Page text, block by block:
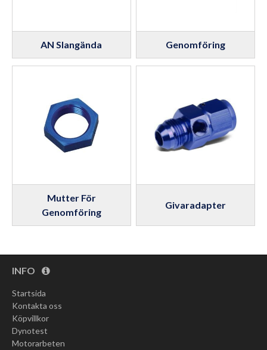
AN Slangända Genomföring
Mutter För
Genomföring
Givaradapter
INFO
Startsida
Kontakta oss
Köpvillkor
Dynotest
Motorarbeten